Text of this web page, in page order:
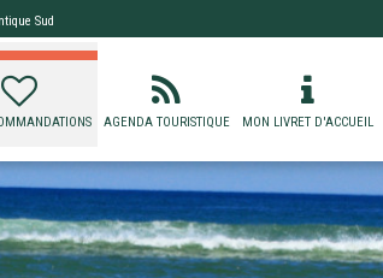
Sud
AGENDA TOURISTIQUE MON LIVRET D'ACCUEIL